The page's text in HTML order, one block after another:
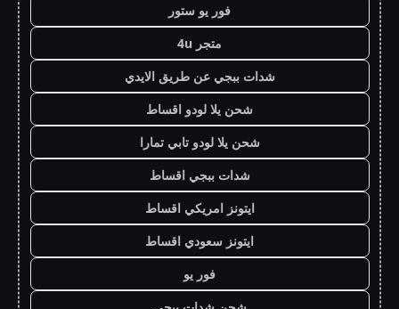
فور يو ستور
متجر 4u
شدات ببجي عن طريق الايدي
شحن يلا لودو اقساط
شحن يلا لودو تابي تمارا
شدات ببجي اقساط
ايتونز امريكي اقساط
ايتونز سعودي اقساط
فور يو